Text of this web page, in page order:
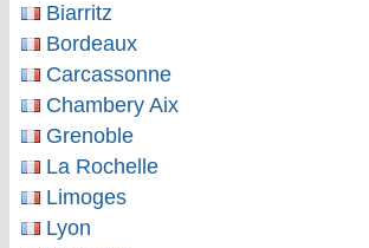
Biarritz
Bordeaux
Carcassonne
Chambery Aix
Grenoble
La Rochelle
Limoges
Lyon